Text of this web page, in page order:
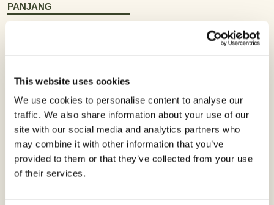
This website uses cookies
We use cookies to personalise content to analyse our
traffic. We also share information about your use of our
site with our social media and analytics partners who
may combine it with other information that you’ve
provided to them or that they’ve collected from your use
of their services.
PANJANG
Kubis
TELUSURI KUBIS
Padi
TELUSURI PADI